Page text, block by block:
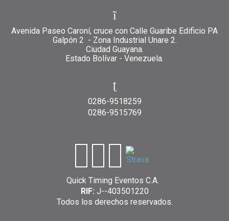
Avenida Paseo Caroní, cruce con Calle Guaribe Edificio PA
Galpón 2 - Zona Industrial Unare 2.
Ciudad Guayana.
Estado Bolívar - Venezuela.
0286-9518259
0286-9515769
Quick Timing Eventos C.A.
RIF: J--403501220
Todos los derechos reservados.